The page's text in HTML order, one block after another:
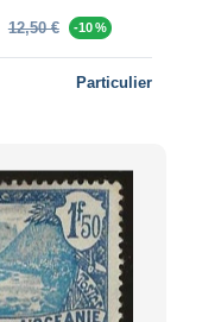
12,50 € -10 %
Particulier